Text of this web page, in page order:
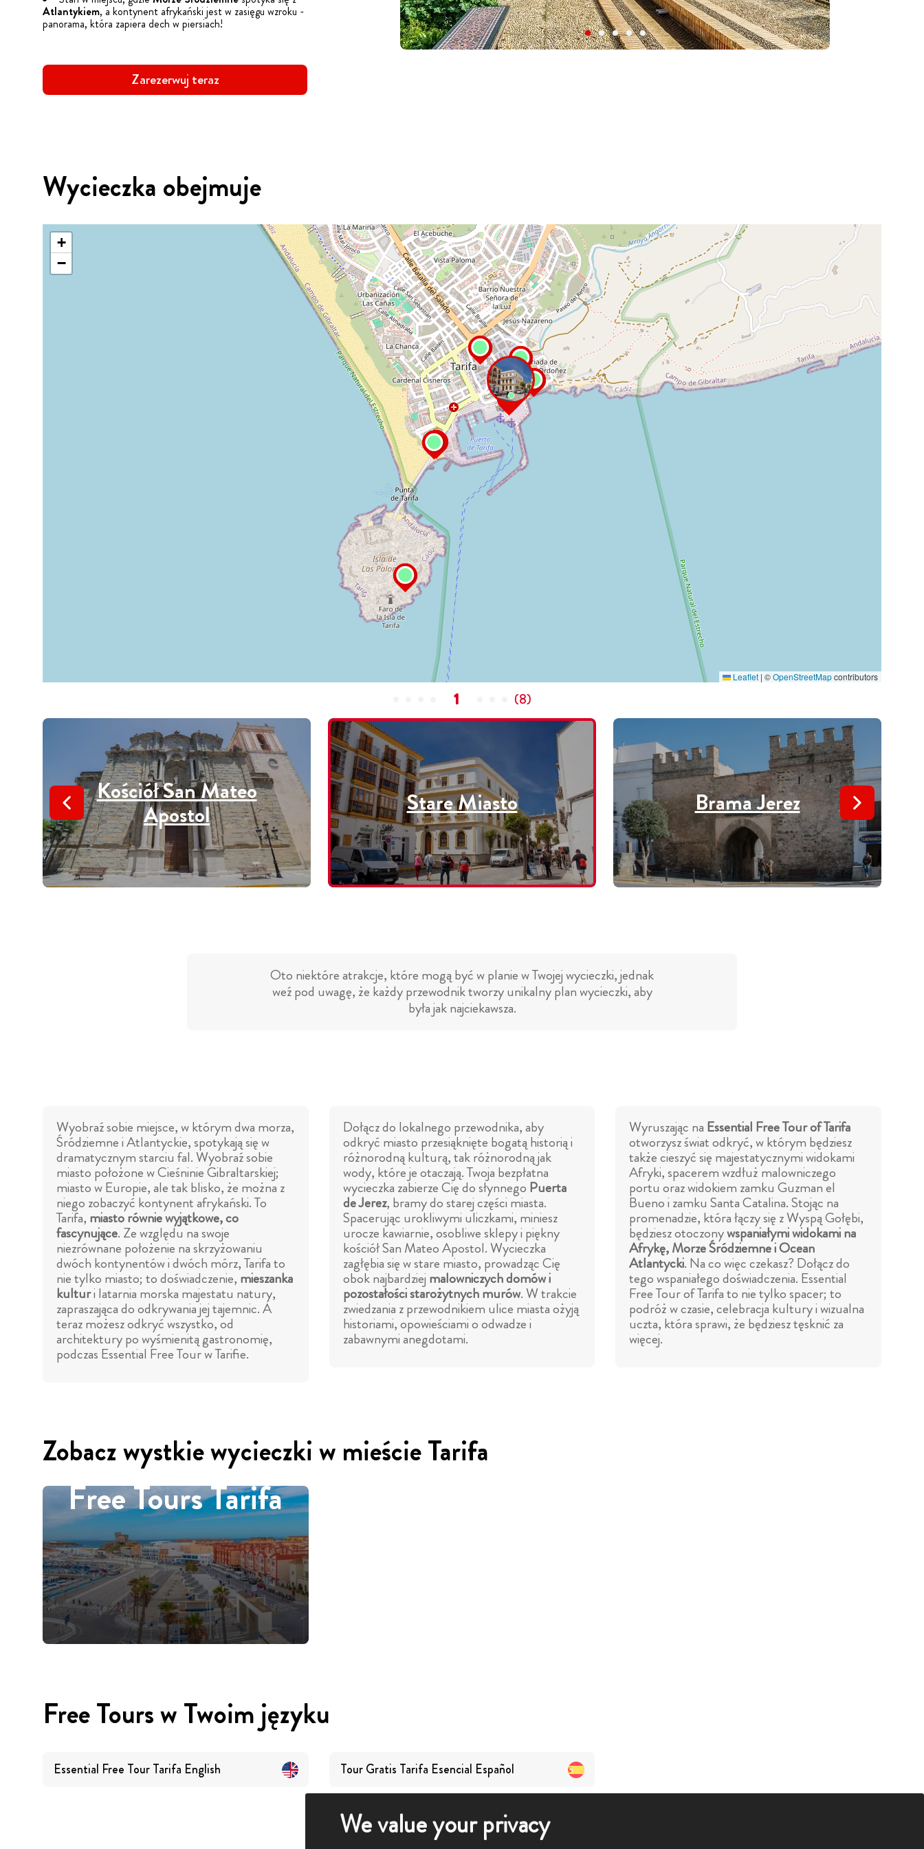
Atlantykiem, a kontynent afrykański jest w zasięgu wzroku -
panorama, która zapiera dech w piersiach!
Zarezerwuj teraz
Wycieczka obejmuje
+
−
Leaflet | ©OpenStreetMapcontributors
1 (8)
Kościół San Mateo
Apostol Stare Miasto Brama Jerez
Oto niektóre atrakcje, które mogą być w planie w Twojej wycieczki, jednak
weź pod uwagę, że każdy przewodnik tworzy unikalny plan wycieczki, aby
była jak najciekawsza.
Wyobraź sobie miejsce, w którym dwa morza,
Śródziemne i Atlantyckie, spotykają się w
dramatycznym starciu fal. Wyobraź sobie
miasto położone w Cieśninie Gibraltarskiej;
miasto w Europie, ale tak blisko, że można z
niego zobaczyć kontynent afrykański. To
Tarifa, miasto równie wyjątkowe, co
fascynujące. Ze względu na swoje
niezrównane położenie na skrzyżowaniu
dwóch kontynentów i dwóch mórz, Tarifa to
nie tylko miasto; to doświadczenie, mieszanka
kulturi latarnia morska majestatu natury,
zapraszająca do odkrywania jej tajemnic. A
teraz możesz odkryć wszystko, od
architektury po wyśmienitą gastronomię,
podczas Essential Free Tour w Tarifie.
Dołącz do lokalnego przewodnika, aby
odkryć miasto przesiąknięte bogatą historią i
różnorodną kulturą, tak różnorodną jak
wody, które je otaczają. Twoja bezpłatna
wycieczka zabierze Cię do słynnego Puerta
de Jerez, bramy do starej części miasta.
Spacerując urokliwymi uliczkami, miniesz
urocze kawiarnie, osobliwe sklepy i piękny
kościół San Mateo Apostol. Wycieczka
zagłębia się w stare miasto, prowadząc Cię
obok najbardziej malowniczych domów i
pozostałości starożytnych murów. W trakcie
zwiedzania z przewodnikiem ulice miasta ożyją
historiami, opowieściami o odwadze i
zabawnymi anegdotami.
Wyruszając na Essential Free Tour of Tarifa
otworzysz świat odkryć, w którym będziesz
także cieszyć się majestatycznymi widokami
Afryki, spacerem wzdłuż malowniczego
portu oraz widokiem zamku Guzman el
Bueno i zamku Santa Catalina. Stojąc na
promenadzie, która łączy się z Wyspą Gołębi,
będziesz otoczonywspaniałymi widokami na
Afrykę, Morze Śródziemne i Ocean
Atlantycki. Na co więc czekasz? Dołącz do
tego wspaniałego doświadczenia. Essential
Free Tour of Tarifa to nie tylko spacer; to
podróż w czasie, celebracja kultury i wizualna
uczta, która sprawi, że będziesz tęsknić za
więcej.
Zobacz wystkie wycieczki w mieście Tarifa
Free Tours Tarifa
Free Tours w Twoim języku
Essential Free Tour Tarifa English Tour Gratis Tarifa Esencial Español
We value your privacy